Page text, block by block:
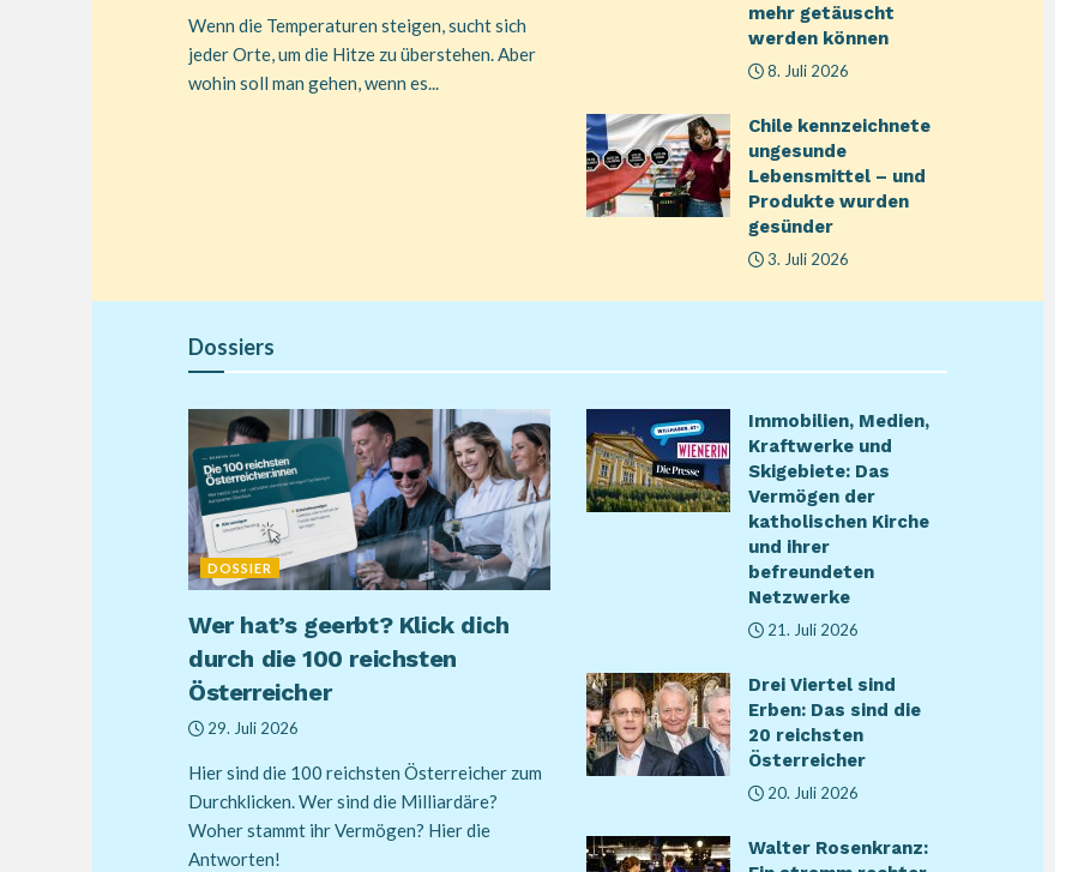
Wenn die Temperaturen steigen, sucht sich
jeder Orte, um die Hitze zu überstehen. Aber
wohin soll man gehen, wenn es...
mehr getäuscht
werden können
8. Juli 2026
Chile kennzeichnete
ungesunde
Lebensmittel – und
Produkte wurden
gesünder
3. Juli 2026
Dossiers
DOSSIER
Wer hat’s geerbt? Klick dich
durch die 100 reichsten
Österreicher
29. Juli 2026
Hier sind die 100 reichsten Österreicher zum
Durchklicken. Wer sind die Milliardäre?
Woher stammt ihr Vermögen? Hier die
Antworten!
Immobilien, Medien,
Kraftwerke und
Skigebiete: Das
Vermögen der
katholischen Kirche
und ihrer
befreundeten
Netzwerke
21. Juli 2026
Drei Viertel sind
Erben: Das sind die
20 reichsten
Österreicher
20. Juli 2026
Walter Rosenkranz: